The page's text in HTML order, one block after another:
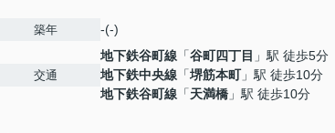
築年 -(-)
交通
地下鉄谷町線 「谷町四丁目 」駅 徒歩5分
地下鉄中央線 「堺筋本町」駅 徒歩10分
地下鉄谷町線 「天満橋 」駅 徒歩10分